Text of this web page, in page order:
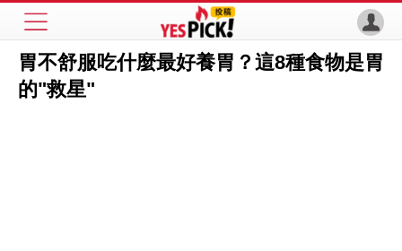
胃不舒服吃什麼最好養胃？這8種食物是胃
的"救星"